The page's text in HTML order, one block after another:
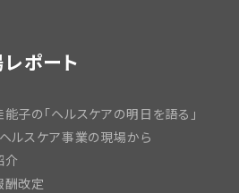
ポート
子の「ヘルスケアの明日を語る」
ルスケア事業の現場から
介
酬改定